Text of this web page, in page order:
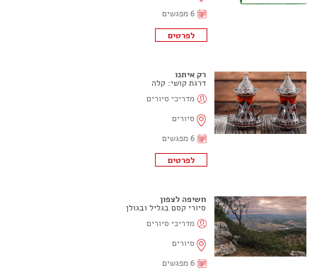
6 מפגשים
רק איתנו
דרגת קושי: קלה
מדריכי סיורים
סיורים
6 מפגשים
חשיפה לצפון
סיורי קסם בגליל ובגולן
מדריכי סיורים
סיורים
6 מפגשים